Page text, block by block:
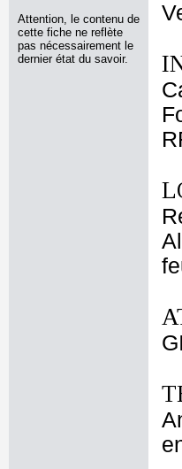
Attention, le contenu de
cette fiche ne reflète
pas nécessairement le
dernier état du savoir.